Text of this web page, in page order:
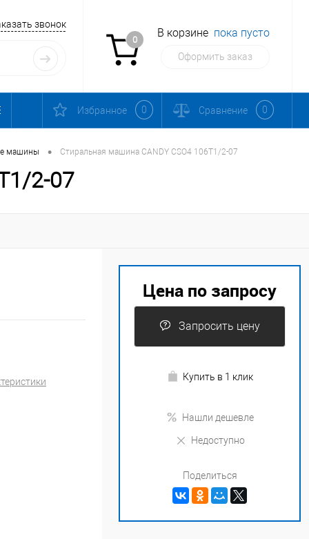
звонок
0
В корзине пока пусто
Оформить заказ
Избранное 0 Сравнение 0
машины • Стиральная машина CANDY CSO4 106T1/2-07
2-07
Цена по запросу
Запросить цену
Купить в 1 клик
Нашли дешевле
Недоступно
Поделиться